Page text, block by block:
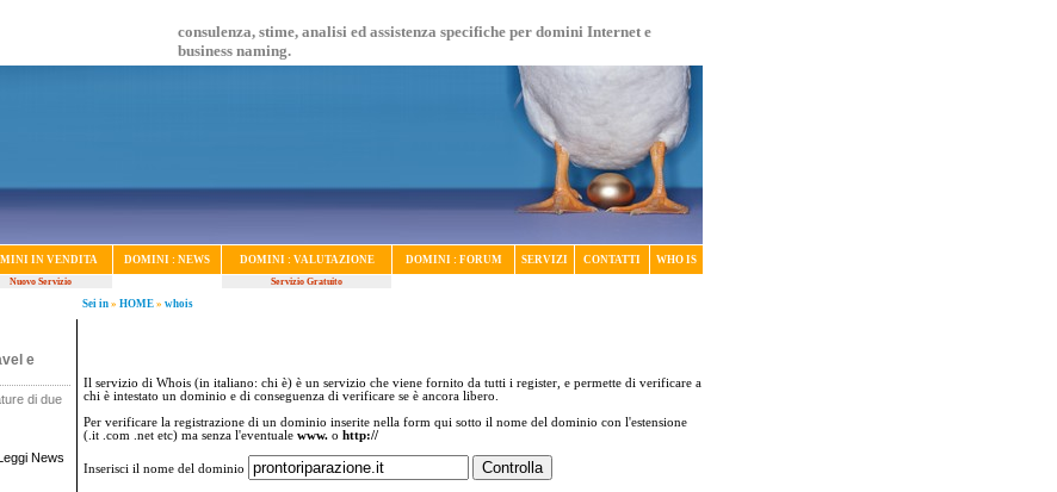
consulenza, stime, analisi ed assistenza specifiche per domini Internet e
business naming.
IN VENDITA DOMINI : NEWS DOMINI : VALUTAZIONE DOMINI : FORUM SERVIZI CONTATTI WHO IS
Nuovo Servizio Servizio Gratuito
Sei in » HOME » whois
e
di due
News
Il servizio di Whois (in italiano: chi è) è un servizio che viene fornito da tutti i register, e permette di verificare a
chi è intestato un dominio e di conseguenza di verificare se è ancora libero.
Per verificare la registrazione di un dominio inserite nella form qui sotto il nome del dominio con l'estensione
(.it .com .net etc) ma senza l'eventuale www. o http://
Inserisci il nome del dominio